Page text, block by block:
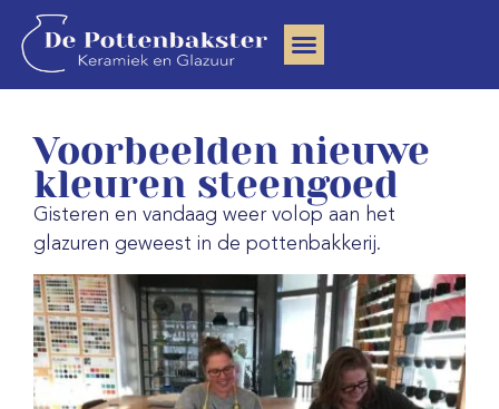
Voorbeelden nieuwe
kleuren steengoed
Gisteren en vandaag weer volop aan het
glazuren geweest in de pottenbakkerij.